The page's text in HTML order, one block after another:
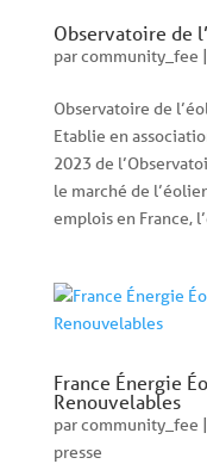
Observatoire de
parcommunity_fee |
Observatoire de
Etablie en
2023 de
le marché de
emplois en France,
France Énergie
Renouvelables
parcommunity_fee |
presse